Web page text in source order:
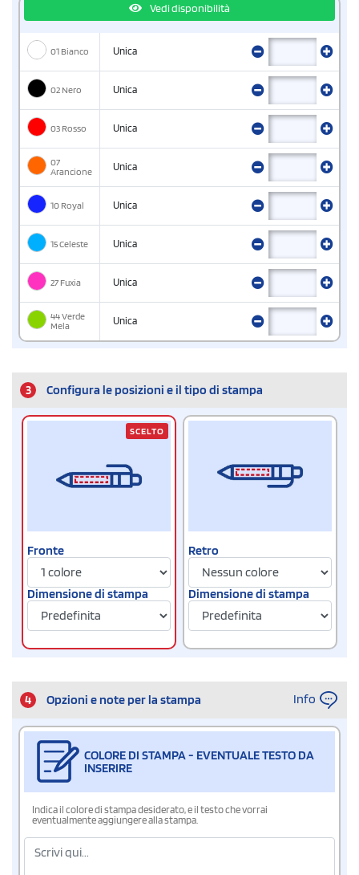
Vedi disponibilità
01 Bianco Unica
02 Nero Unica
03 Rosso Unica
07
Arancione
Unica
10 Royal Unica
15 Celeste Unica
27 Fuxia Unica
44 Verde
Mela
Unica
3 Configura le posizioni e il tipo di stampa
Fronte
Dimensione di stampa
SCELTO
Retro
Dimensione di stampa
4 Opzioni e note per la stampa Info
COLORE DI STAMPA - EVENTUALE TESTO DA
INSERIRE
Indica il colore di stampa desiderato, e il testo che vorrai
eventualmente aggiungere alla stampa.